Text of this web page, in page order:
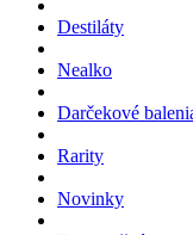
Destiláty
Nealko
Darčekové
Rarity
Novinky